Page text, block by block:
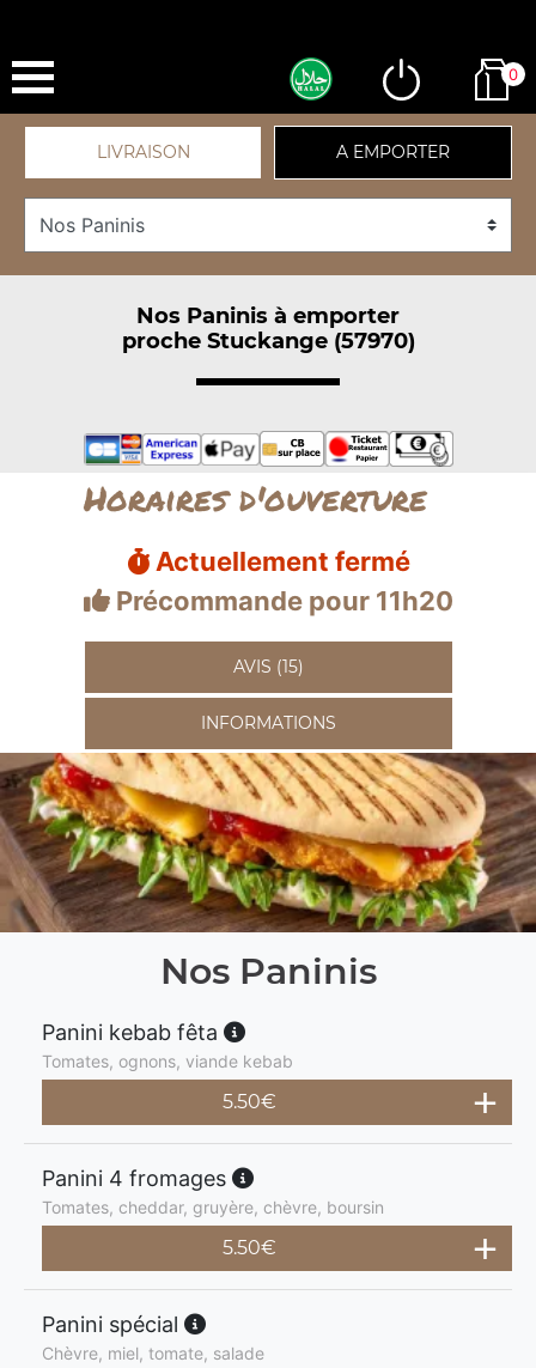
0
LIVRAISON A EMPORTER
Nos Paninis à emporter
proche Stuckange (57970)
Horaires d'ouverture
Actuellement fermé
Précommande pour 11h20
AVIS (15)
INFORMATIONS
Nos Paninis
Panini kebab fêta
Tomates, ognons, viande kebab
5.50€
Panini 4 fromages
Tomates, cheddar, gruyère, chèvre, boursin
5.50€
Panini spécial
Chèvre, miel, tomate, salade